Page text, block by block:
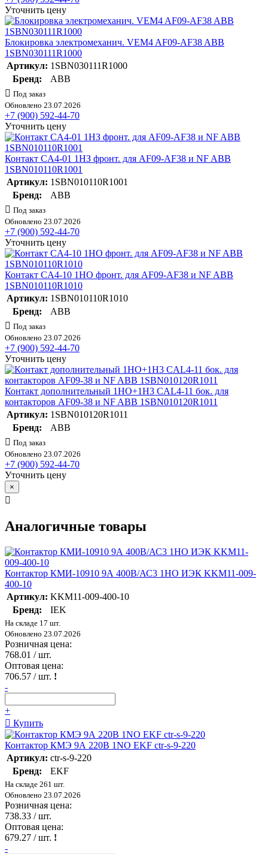
Уточнить цену
Блокировка электромеханич. VЕM4 AF09-AF38 ABB
1SBN030111R1000
Артикул: 1SBN030111R1000
Бренд:
ABB
Под заказ
Обновлено 23.07.2026
+7 (900) 592-44-70
Уточнить цену
Контакт CA4-01 1НЗ фронт. для AF09-AF38 и NF ABB
1SBN010110R1001
Артикул: 1SBN010110R1001
Бренд:
ABB
Под заказ
Обновлено 23.07.2026
+7 (900) 592-44-70
Уточнить цену
Контакт CA4-10 1НО фронт. для AF09-AF38 и NF ABB
1SBN010110R1010
Артикул: 1SBN010110R1010
Бренд:
ABB
Под заказ
Обновлено 23.07.2026
+7 (900) 592-44-70
Уточнить цену
Контакт дополнительный 1НО+1Н3 CAL4-11 бок. для
контакторов AF09-38 и NF ABB 1SBN010120R1011
Артикул: 1SBN010120R1011
Бренд:
ABB
Под заказ
Обновлено 23.07.2026
+7 (900) 592-44-70
Уточнить цену
×
Аналогичные товары
Контактор КМИ-10910 9А 400В/АС3 1НО ИЭК KKM11-009-
400-10
Артикул: KKM11-009-400-10
Бренд:
IEK
На складе 17 шт.
Обновлено 23.07.2026
Розничная цена:
768.01 / шт.
Оптовая цена:
706.57 / шт. !
-
+
Купить
Контактор КМЭ 9А 220В 1NO EKF ctr-s-9-220
Артикул: ctr-s-9-220
Бренд:
EKF
На складе 261 шт.
Обновлено 23.07.2026
Розничная цена:
738.33 / шт.
Оптовая цена:
679.27 / шт. !
-